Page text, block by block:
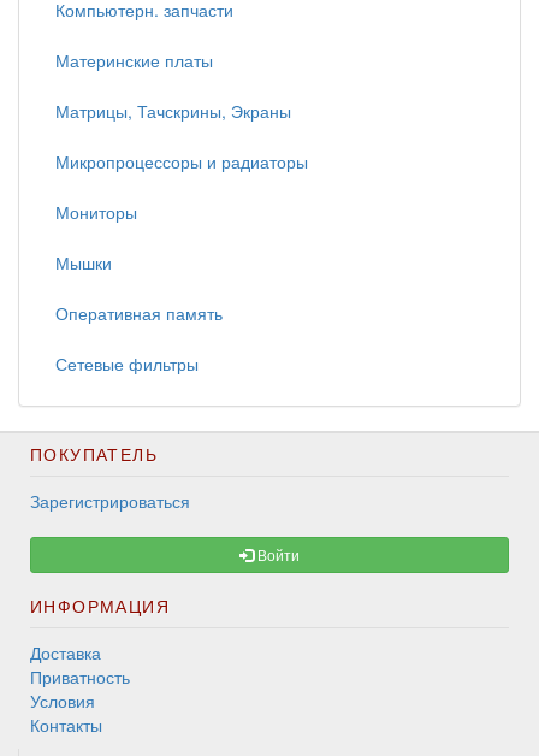
Компьютерн. запчасти
Материнские платы
Матрицы, Тачскрины, Экраны
Микропроцессоры и радиаторы
Мониторы
Мышки
Оперативная память
Сетевые фильтры
ПОКУПАТЕЛЬ
Зарегистрироваться
Войти
ИНФОРМАЦИЯ
Доставка
Приватность
Условия
Контакты